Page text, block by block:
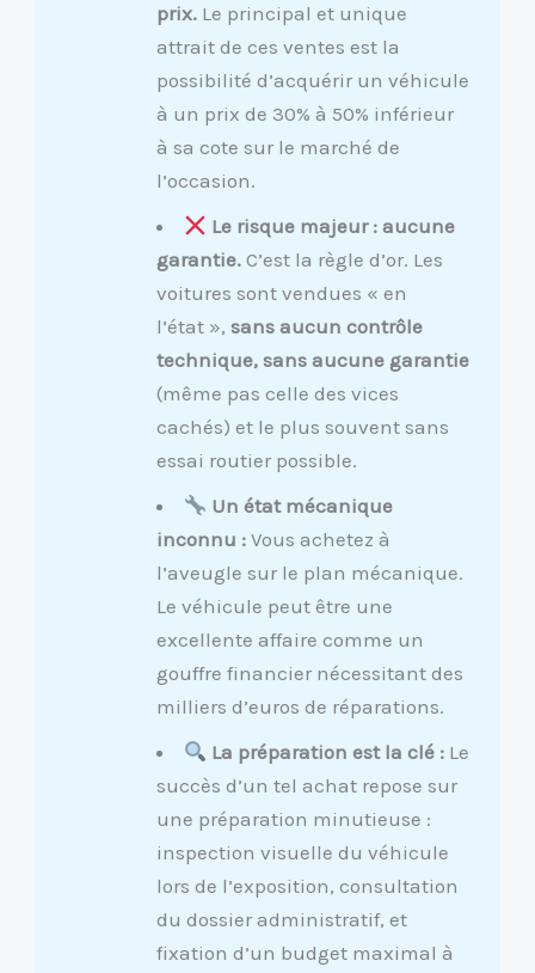
prix.Le principal et unique
attrait de ces ventes est la
possibilité d’acquérir un véhicule
à un prix de 30% à 50% inférieur
à sa cote sur le marché de
l’occasion.
Le risque majeur : aucune
garantie.C’est la règle d’or. Les
voitures sont vendues « en
l’état », sans aucun contrôle
technique, sans aucune garantie
(même pas celle des vices
cachés) et le plus souvent sans
essai routier possible.
Un état mécanique
inconnu :Vous achetez à
l’aveugle sur le plan mécanique.
Le véhicule peut être une
excellente affaire comme un
gouffre financier nécessitant des
milliers d’euros de réparations.
La préparation est la clé : Le
succès d’un tel achat repose sur
une préparation minutieuse :
inspection visuelle du véhicule
lors de l’exposition, consultation
du dossier administratif, et
fixation d’un budget maximal à